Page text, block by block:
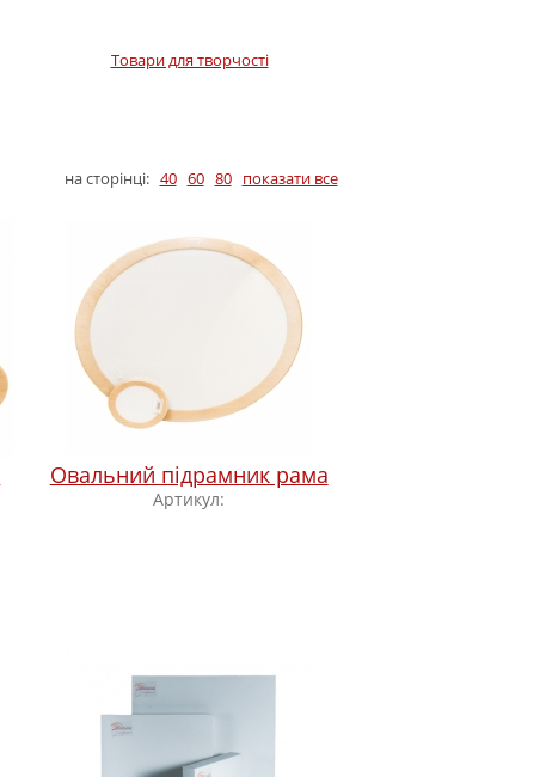
Товари для творчості
на сторінці: 40 60 80 показати все
Овальний підрамник рама
Артикул: